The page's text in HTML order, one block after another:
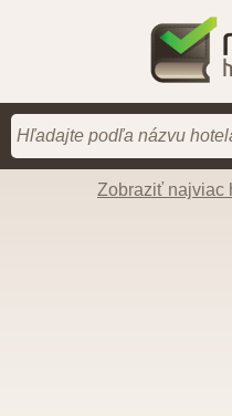
Zobraziť najviac